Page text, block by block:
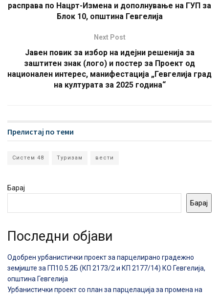
расправа по Нацрт-Измена и дополнување на ГУП за
Блок 10, општина Гевгелија
Next Post
Јавен повик за избор на идејни решенија за
заштитен знак (лого) и постер за Проект од
национален интерес, манифестација „Гевгелија град
на културата за 2025 година“
Прелистај по теми
Систем 48 Туризам вести
Барај
Барај
Последни објави
Одобрен урбанистички проект за парцелирано градежно
земјиште за ГП10.5.2Б (КП 2173/2 и КП 2177/14) КО Гевгелија,
општина Гевгелија
Урбанистички проект со план за парцелација за промена на